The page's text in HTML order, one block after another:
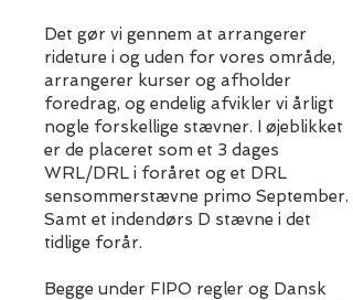
Det gør vi gennem at arrangerer
rideture i og uden for vores område,
arrangerer kurser og afholder
foredrag, og endelig afvikler vi årligt
nogle forskellige stævner. I øjeblikket
er de placeret som et 3 dages
WRL/DRL i foråret og et DRL
sensommerstævne primo September.
Samt et indendørs D stævne i det
tidlige forår.
Begge under FIPO regler og Dansk